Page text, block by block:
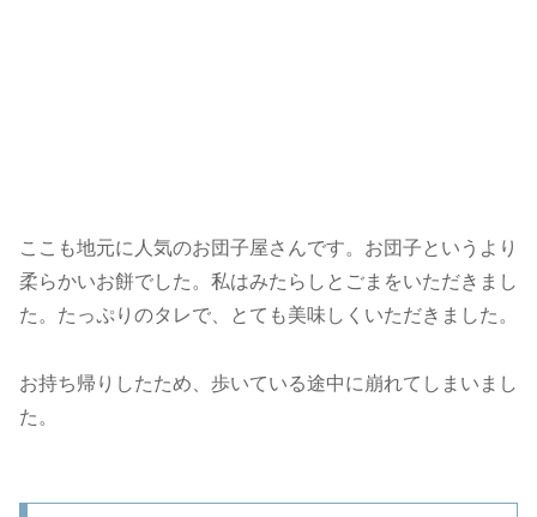
ここも地元に人気のお団子屋さんです。お団子というより
柔らかいお餅でした。私はみたらしとごまをいただきまし
た。たっぷりのタレで、とても美味しくいただきました。
お持ち帰りしたため、歩いている途中に崩れてしまいまし
た。